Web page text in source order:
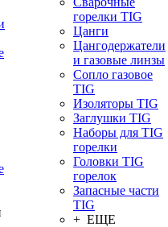
горелки TIG
Цанги
Цангодержатели
и газовые линзы
Сопло газовое
TIG
Изоляторы TIG
Заглушки TIG
Наборы для TIG
горелки
Головки TIG
горелок
Запасные части
TIG
+ ЕЩЕ